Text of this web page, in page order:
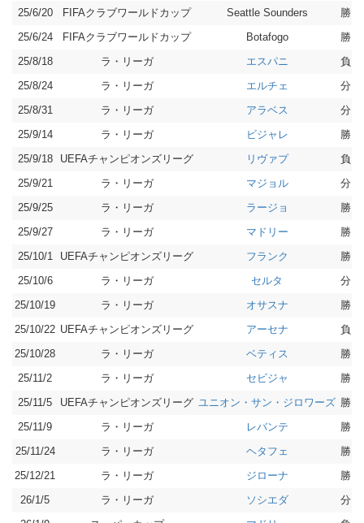
25/6/20
FIFAクラブワールドカップ Seattle Sounders
勝
25/6/24
FIFAクラブワールドカップ Botafogo
勝
25/8/18
ラ・リーガ エスパニ
負
25/8/24
ラ・リーガ エルチェ
分
25/8/31
ラ・リーガ アラベス
分
25/9/14
ラ・リーガ ビジャレ
勝
25/9/18
UEFAチャンピオンズリーグ リヴァプ
負
25/9/21
ラ・リーガ マジョル
分
25/9/25
ラ・リーガ ラージョ
勝
25/9/27
ラ・リーガ マドリー
勝
25/10/1
UEFAチャンピオンズリーグ フランク
勝
25/10/6
ラ・リーガ セルタ
分
25/10/19
ラ・リーガ オサスナ
勝
25/10/22 UEFAチャンピオンズリーグ アーセナ
負
25/10/28
ラ・リーガ ベティス
勝
25/11/2
ラ・リーガ セビジャ
勝
25/11/5
UEFAチャンピオンズリーグ ユニオン・サン・ジロワーズ 勝
25/11/9
ラ・リーガ レバンテ
勝
25/11/24
ラ・リーガ ヘタフェ
勝
25/12/21
ラ・リーガ ジローナ
勝
26/1/5
ラ・リーガ ソシエダ
分